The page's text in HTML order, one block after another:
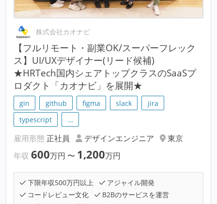
株式会社カオナビ
【フルリモート・副業OK/スーパーフレック
ス】UI/UXデザイナー(リード候補)
★HRTech国内シェアトップクラスのSaaSプ
ロダクト「カオナビ」を展開★
gin github figma slack
jira
typescript
…
雇用形態 正社員 デザインエンジニア
東京
年収 600万円 〜 1,200万円
下限年収500万円以上
アジャイル開発
コードレビュー文化
B2Bのサービスを運営